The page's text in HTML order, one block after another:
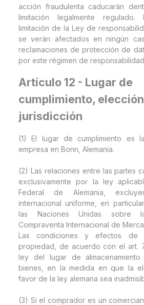
acción fraudulenta caducarán
limitación legalmente
limitación de la Ley de
se verán afectados en ningún
reclamaciones de protección de
por este régimen de
Artículo 12 - Lugar de
cumplimiento,
jurisdicción
(1) El lugar de cumplimiento es
empresa en Bonn, Alemania.
(2) Las relaciones entre las partes
exclusivamente por la ley
Federal de Alemania,
internacional uniforme, en
las Naciones Unidas sobre
Compraventa Internacional de
Las condiciones y efectos
propiedad, de acuerdo con el art.
ley del lugar de
bienes, en la medida en que la
favor de la ley alemana sea
(3) Si el comprador es un